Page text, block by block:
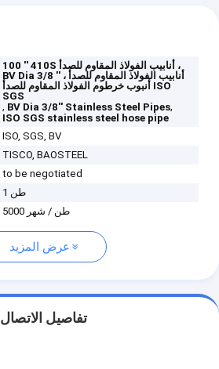
100 '' 410S أنابيب الفولاذ المقاوم للصدأ ،
BV Dia 3/8 '' أنابيب الفولاذ المقاوم للصدأ ،
أنبوب خرطوم الفولاذ المقاوم للصدأ ISO
SGS
, BV Dia 3/8'' Stainless Steel Pipes,
ISO SGS stainless steel hose pipe
ISO, SGS, BV
TISCO, BAOSTEEL
to be negotiated
1 طن
5000 طن / شهر
عرض المزيد
تفاصيل الاتصال